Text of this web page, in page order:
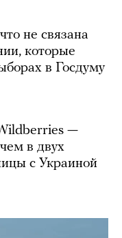
не связана
которые
в Госдуму
—
в двух
с Украиной